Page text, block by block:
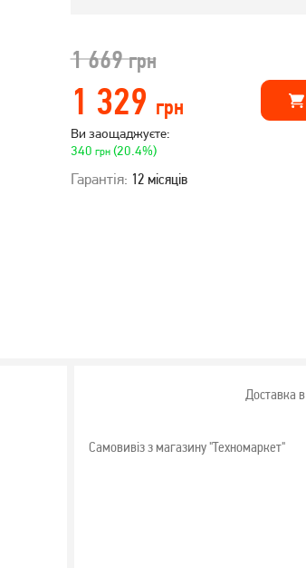
1 669грн
1 329 грн
Ви заощаджуєте:
340 грн(20.4%)
Гарантія: 12 місяців
Доставка в
Самовивіз з магазину "Техномаркет"